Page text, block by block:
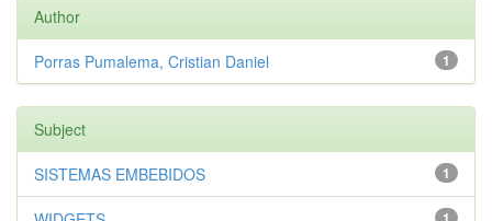
Author
1
Porras Pumalema, Cristian Daniel
Subject
1
SISTEMAS EMBEBIDOS